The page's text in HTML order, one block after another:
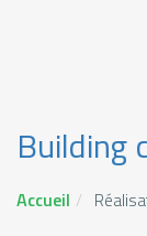
Building
Accueil